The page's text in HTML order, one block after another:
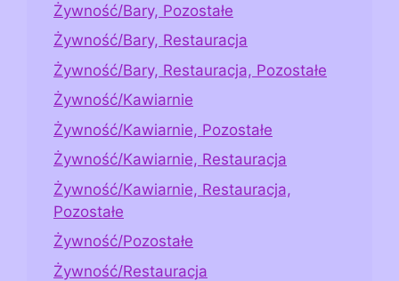
Żywność/Bary, Pozostałe
Żywność/Bary, Restauracja
Żywność/Bary, Restauracja, Pozostałe
Żywność/Kawiarnie
Żywność/Kawiarnie, Pozostałe
Żywność/Kawiarnie, Restauracja
Żywność/Kawiarnie, Restauracja,
Pozostałe
Żywność/Pozostałe
Żywność/Restauracja